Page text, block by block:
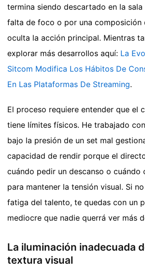
termina siendo descartado en la
falta de foco o por una composición
oculta la acción principal. Mientras
explorar más desarrollos aquí: La
Sitcom Modifica Los Hábitos De
En Las Plataformas De Streaming.
El proceso requiere entender que el
tiene límites físicos. He trabajado
bajo la presión de un set mal
capacidad de rendir porque el
cuándo pedir un descanso o cuándo
para mantener la tensión visual. Si
fatiga del talento, te quedas con un
mediocre que nadie querrá ver más
La iluminación inadecuada
textura visual